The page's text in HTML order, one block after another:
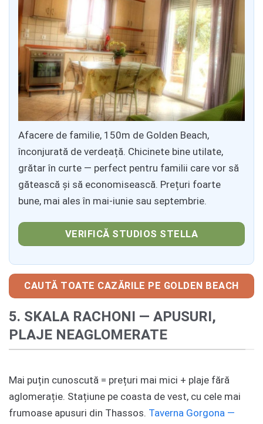
Afacere de familie, 150m de Golden Beach,
înconjurată de verdeață. Chicinete bine utilate,
grătar în curte — perfect pentru familii care vor să
gătească și să economisească. Prețuri foarte
bune, mai ales în mai-iunie sau septembrie.
VERIFICĂ STUDIOS STELLA
CAUTĂ TOATE CAZĂRILE PE GOLDEN BEACH
5. SKALA RACHONI — APUSURI,
PLAJE NEAGLOMERATE
Mai puțin cunoscută = prețuri mai mici + plaje fără
aglomerație. Stațiune pe coasta de vest, cu cele mai
frumoase apusuri din Thassos. Taverna Gorgona —